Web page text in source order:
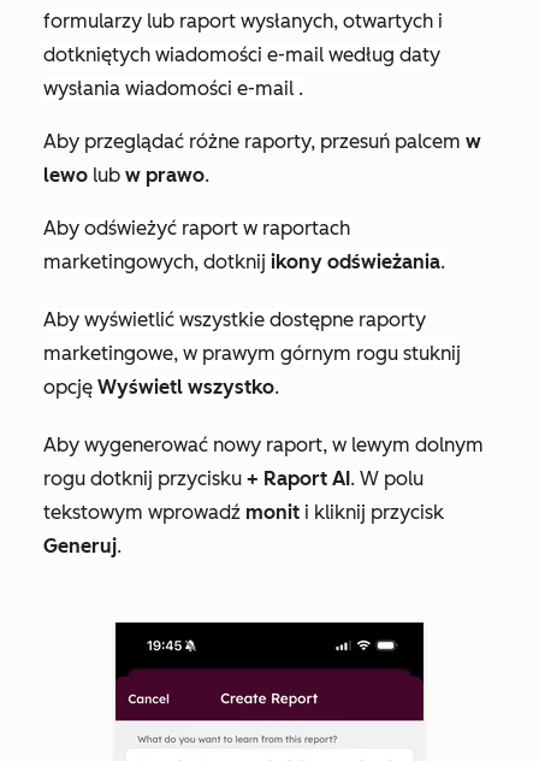
formularzy lub raport wysłanych, otwartych i
dotkniętych wiadomości e-mail według daty
wysłania wiadomości e-mail .
Aby przeglądać różne raporty, przesuń palcem w
lewo lub w prawo.
Aby odświeżyć raport w raportach
marketingowych, dotknij ikony odświeżania.
Aby wyświetlić wszystkie dostępne raporty
marketingowe, w prawym górnym rogu stuknij
opcję Wyświetl wszystko.
Aby wygenerować nowy raport, w lewym dolnym
rogu dotknij przycisku + Raport AI. W polu
tekstowym wprowadź monit i kliknij przycisk
Generuj.